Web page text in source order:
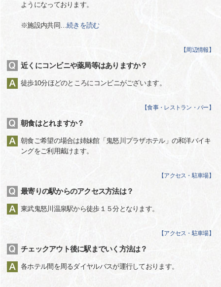
ようになっております。
※施設内共同…続きを読む
【周辺情報 】
近くにコンビニや薬局等はありますか？
徒歩10分ほどのところにコンビニがございます。
【食事・レストラン・バー 】
朝食はとれますか？
朝食ご希望の場合は姉妹館「鬼怒川プラザホテル」の和洋バイキ
ングをご利用戴けます。
【アクセス・駐車場】
最寄りの駅からのアクセス方法は？
東武鬼怒川温泉駅から徒歩１５分となります。
【アクセス・駐車場】
チェックアウト後に駅までいく方法は？
各ホテル間を周るダイヤルバスが運行しております。